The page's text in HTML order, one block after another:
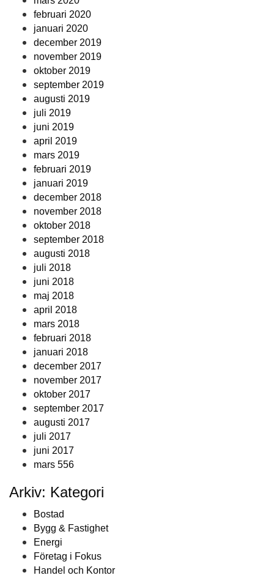
februari 2020
januari 2020
december 2019
november 2019
oktober 2019
september 2019
augusti 2019
juli 2019
juni 2019
april 2019
mars 2019
februari 2019
januari 2019
december 2018
november 2018
oktober 2018
september 2018
augusti 2018
juli 2018
juni 2018
maj 2018
april 2018
mars 2018
februari 2018
januari 2018
december 2017
november 2017
oktober 2017
september 2017
augusti 2017
juli 2017
juni 2017
mars 556
Arkiv: Kategori
Bostad
Bygg & Fastighet
Energi
Företag i Fokus
Handel och Kontor